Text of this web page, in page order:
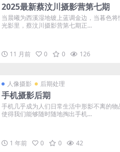
2025最新蔡汶川摄影营第七期
当晨曦为西溪湿地镀上蓝调金边，当暮色
光影里，蔡汶川摄影营第七期正...
11 月前 0 0 126
人像摄影 后期处理
手机摄影后期
手机几乎成为人们日常生活中形影不离的物
使得我们能够随时随地掏出手机...
1 年前 0 0 42